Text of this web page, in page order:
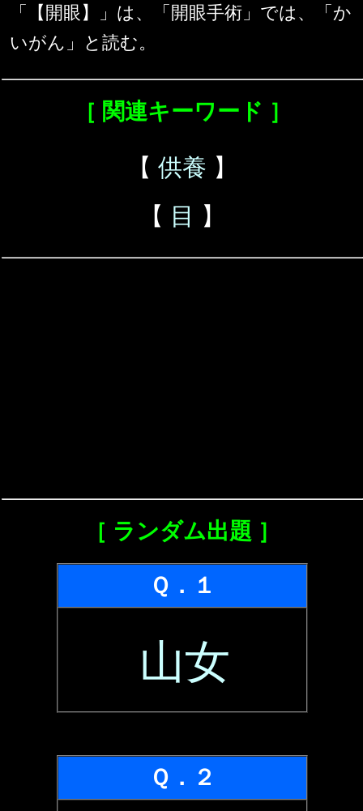
「【開眼】」は、「開眼手術」では、「か
いがん」と読む。
［ 関連キーワード ］
【 供養 】
【 目 】
［ ランダム出題 ］
Ｑ．１
山女
Ｑ．２